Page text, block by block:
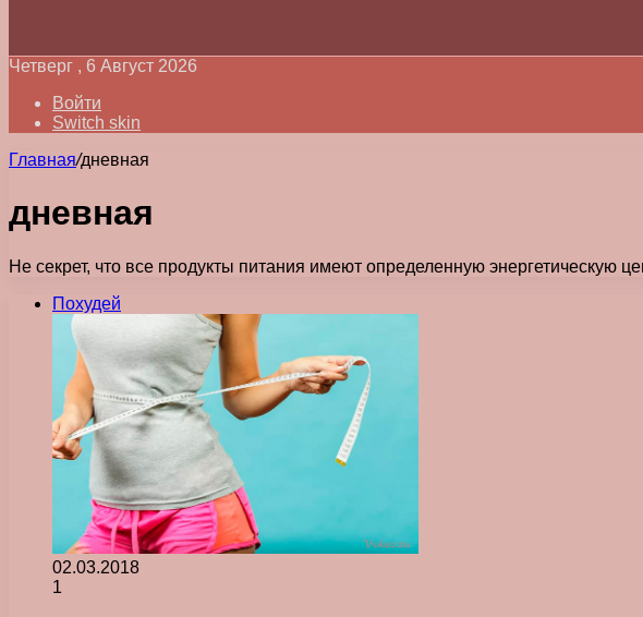
Четверг , 6 Август 2026
Войти
Switch skin
Главная/дневная
дневная
Не секрет, что все продукты питания имеют определенную энергетическую
Похудей
02.03.2018
1